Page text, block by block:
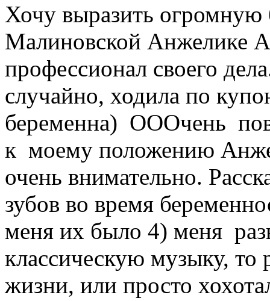
Хочу выразить огромную
Малиновской Анжелике
профессионал своего
случайно, ходила по
беременна) ОООчень
к моему положению
очень внимательно.
зубов во время
меня их было 4) меня
классическую музыку, то
жизни, или просто